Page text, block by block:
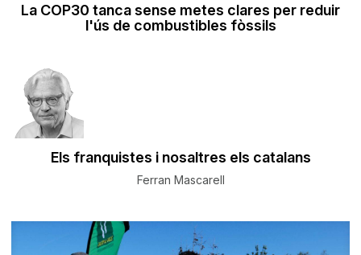
La COP30 tanca sense metes clares per reduir
l'ús de combustibles fòssils
Els franquistes i nosaltres els catalans
Ferran Mascarell